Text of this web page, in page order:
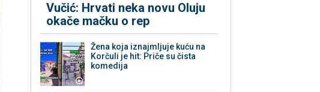
Vučić: Hrvati neka novu Oluju
okače mačku o rep
Žena koja iznajmljuje kuću na
Korčuli je hit: Priče su čista
komedija